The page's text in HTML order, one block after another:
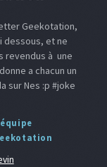
Geekotation,
dessous, et ne
revendus à une
a chacun un
sur Nes :p #joke